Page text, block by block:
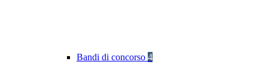
Bandi di concorso 4